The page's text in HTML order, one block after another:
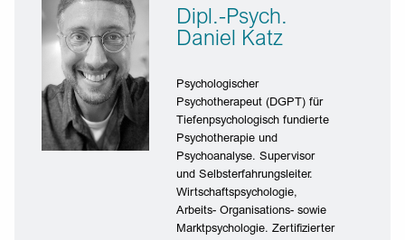
Dipl.-Psych.
Daniel Katz
Psychologischer
Psychotherapeut (DGPT) für
Tiefenpsychologisch fundierte
Psychotherapie und
Psychoanalyse. Supervisor
und Selbsterfahrungsleiter.
Wirtschaftspsychologie,
Arbeits- Organisations- sowie
Marktpsychologie. Zertifizierter